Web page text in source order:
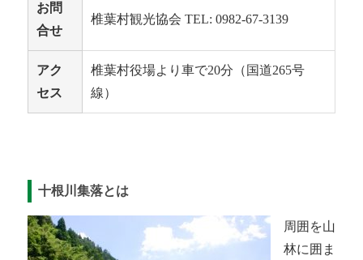
お問
合せ
椎葉村観光協会 TEL: 0982-67-3139
アク
セス
椎葉村役場より車で20分（国道265号
線）
十根川集落とは
周囲を山
林に囲ま